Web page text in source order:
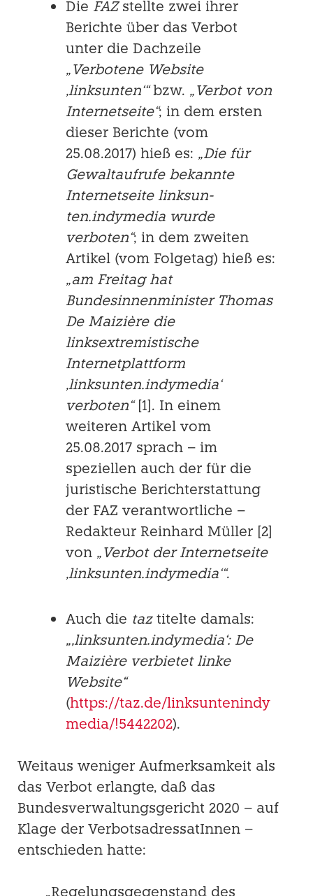
Die FAZstellte zwei ihrer
Berichte über das Verbot
unter die Dachzeile
„Verbotene Website
‚linksunten‘“bzw. „Verbot von
Internetseite“; in dem ersten
dieser Berichte (vom
25.08.2017) hieß es: „Die für
Gewaltaufrufe bekannte
Internetseite linksun­
ten.indymedia wurde
verboten“; in dem zweiten
Artikel (vom Folgetag) hieß es:
„am Freitag hat
Bundesinnenminister Thomas
De Maizière die
linksextremistische
Internetplattform
‚linksunten.indymedia‘
verboten“[1]. In einem
weiteren Artikel vom
25.08.2017 sprach – im
speziellen auch der für die
juristische Berichterstattung
der FAZ verantwortliche –
Redakteur Reinhard Müller [2]
von „Verbot der Internetsei­te
‚linksunten.indymedia‘“.
Auch die taztitelte damals:
„‚linksunten.indymedia‘: De
Maizière verbietet linke
Website“
(https://taz.de/linksuntenindy
media/!5442202).
Weitaus weniger Aufmerksamkeit als
das Verbot erlangte, daß das
Bundesverwaltungs­gericht 2020 – auf
Klage der VerbotsadressatInnen –
entschieden hatte: